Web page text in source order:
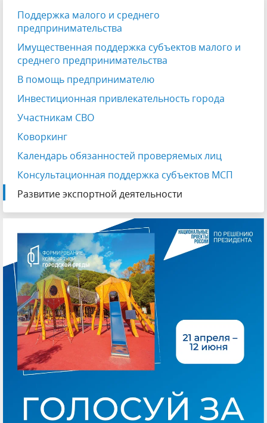
Поддержка малого и среднего
предпринимательства
Имущественная поддержка субъектов малого и
среднего предпринимательства
В помощь предпринимателю
Инвестиционная привлекательность города
Участникам СВО
Коворкинг
Календарь обязанностей проверяемых лиц
Консультационная поддержка субъектов МСП
Развитие экспортной деятельности